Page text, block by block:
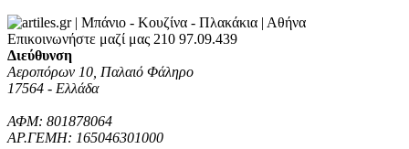
Επικοινωνήστε μαζί μας 210 97.09.439
Διεύθυνση
Αεροπόρων 10, Παλαιό Φάληρο
17564 - Ελλάδα
ΑΦΜ: 801878064
ΑΡ.ΓΕΜΗ: 165046301000